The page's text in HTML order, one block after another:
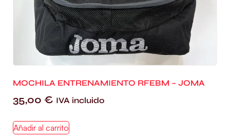
MOCHILA ENTRENAMIENTO RFEBM – JOMA
35,00 € IVA incluido
Añadir al carrito